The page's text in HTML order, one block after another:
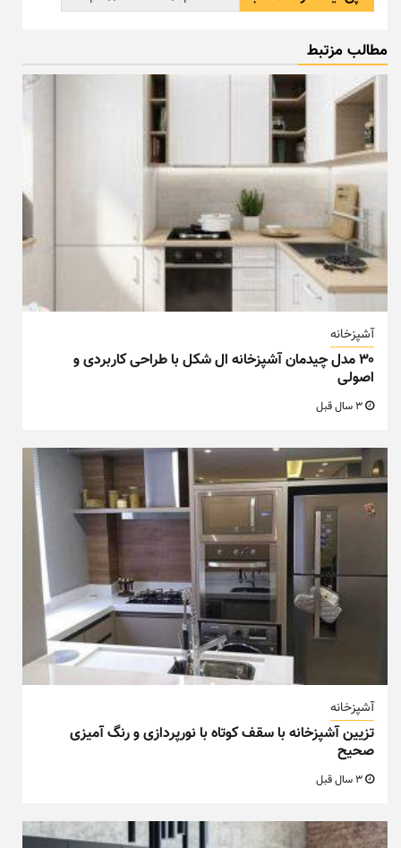
مطالب مزتبط
آشپزخانه
۳۰ مدل چیدمان آشپزخانه ال شکل با طراحی کاربردی و
اصولی
آشپزخانه
تزیین آشپزخانه با سقف کوتاه با نورپردازی و رنگ آمیزی
صحیح